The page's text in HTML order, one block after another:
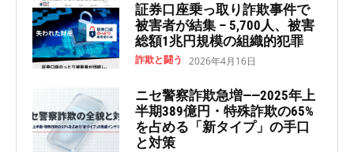
証券口座乗っ取り詐欺事件で
被害者が結集 – 5,700人、被害
総額1兆円規模の組織的犯罪
詐欺と闘う 2026年4月16日
ニセ警察詐欺急増——2025年上
半期389億円・特殊詐欺の65%
を占める「新タイプ」の手口
と対策